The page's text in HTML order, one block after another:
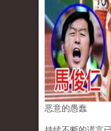
恶意的愚蠢